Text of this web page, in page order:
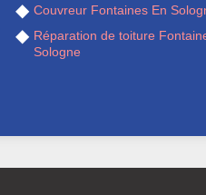
Couvreur Fontaines En
Réparation de toiture
Sologne